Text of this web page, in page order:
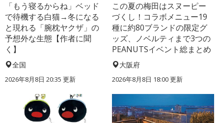
「もう寝るからね」ベッド
で待機する白猫→冬になる
と現れる「腕枕ヤクザ」の
予想外な生態【作者に聞
く】
全国
2026年8月8日 20:35 更新
この夏の梅田はスヌーピー
づくし！コラボメニュー19
種に約80ブランドの限定グ
ッズ、ノベルティまで3つの
PEANUTSイベント総まとめ
大阪府
2026年8月8日 18:00更新